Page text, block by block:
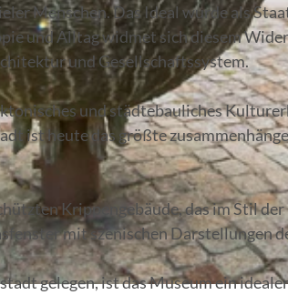
Menschen. Das Ideal wurde als
und Alltag widmet sich diesem
und Gesellschaftssystem.
und städtebauliches
ist heute das größte
Krippengebäude, das im Stil
mit szenischen Darstellungen
gelegen, ist das Museum ein